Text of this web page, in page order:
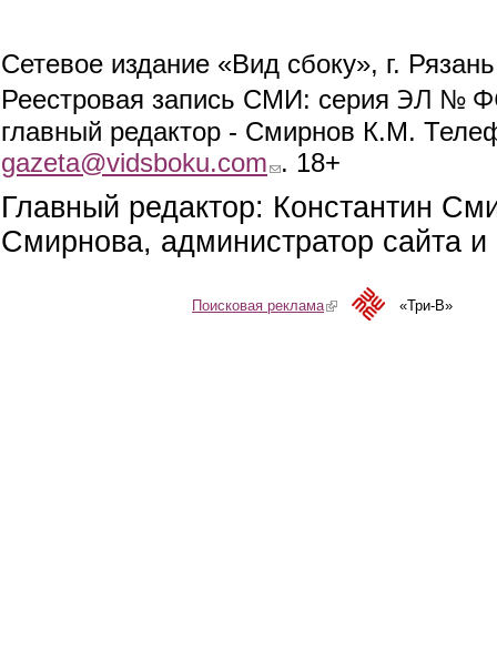
Сетевое издание «Вид сбоку», г.
Реестровая запись СМИ: серия ЭЛ №
главный редактор - Смирнов К.М.
gazeta@vidsboku.com (link sends e-mail)
. 18+
Главный редактор: Константин
Смирнова, администратор сайта
Поисковая реклама(link is external)«Три-В»